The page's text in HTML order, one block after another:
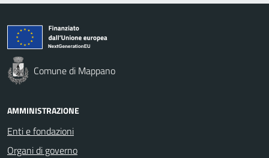
Comune di Mappano
AMMINISTRAZIONE
Enti e fondazioni
Organi di governo